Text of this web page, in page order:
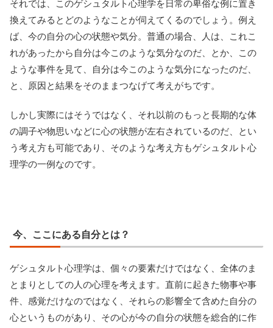
それでは、このゲシュタルト心理学を日常の卑俗な例に置き
換えてみるとどのようなことが伺えてくるのでしょう。例え
ば、今の自分の心の状態や気分。普通の場合、人は、これこ
れがあったから自分は今このような気分なのだ、とか、この
ような事件を見て、自分は今このような気分になったのだ、
と、原因と結果をそのままつなげて考えがちです。
しかし実際にはそうではなく、それ以前のもっと長期的な体
の調子や物思いなどに心の状態が左右されているのだ、とい
う考え方も可能であり、そのような考え方もゲシュタルト心
理学の一例なのです。
今、ここにある自分とは？
ゲシュタルト心理学は、個々の要素だけではなく、全体のま
とまりとしての人の心理を考えます。直前に起きた物事や事
件、感覚だけなのではなく、それらの影響全て含めた自分の
心というものがあり、その心が今の自分の状態を総合的に作